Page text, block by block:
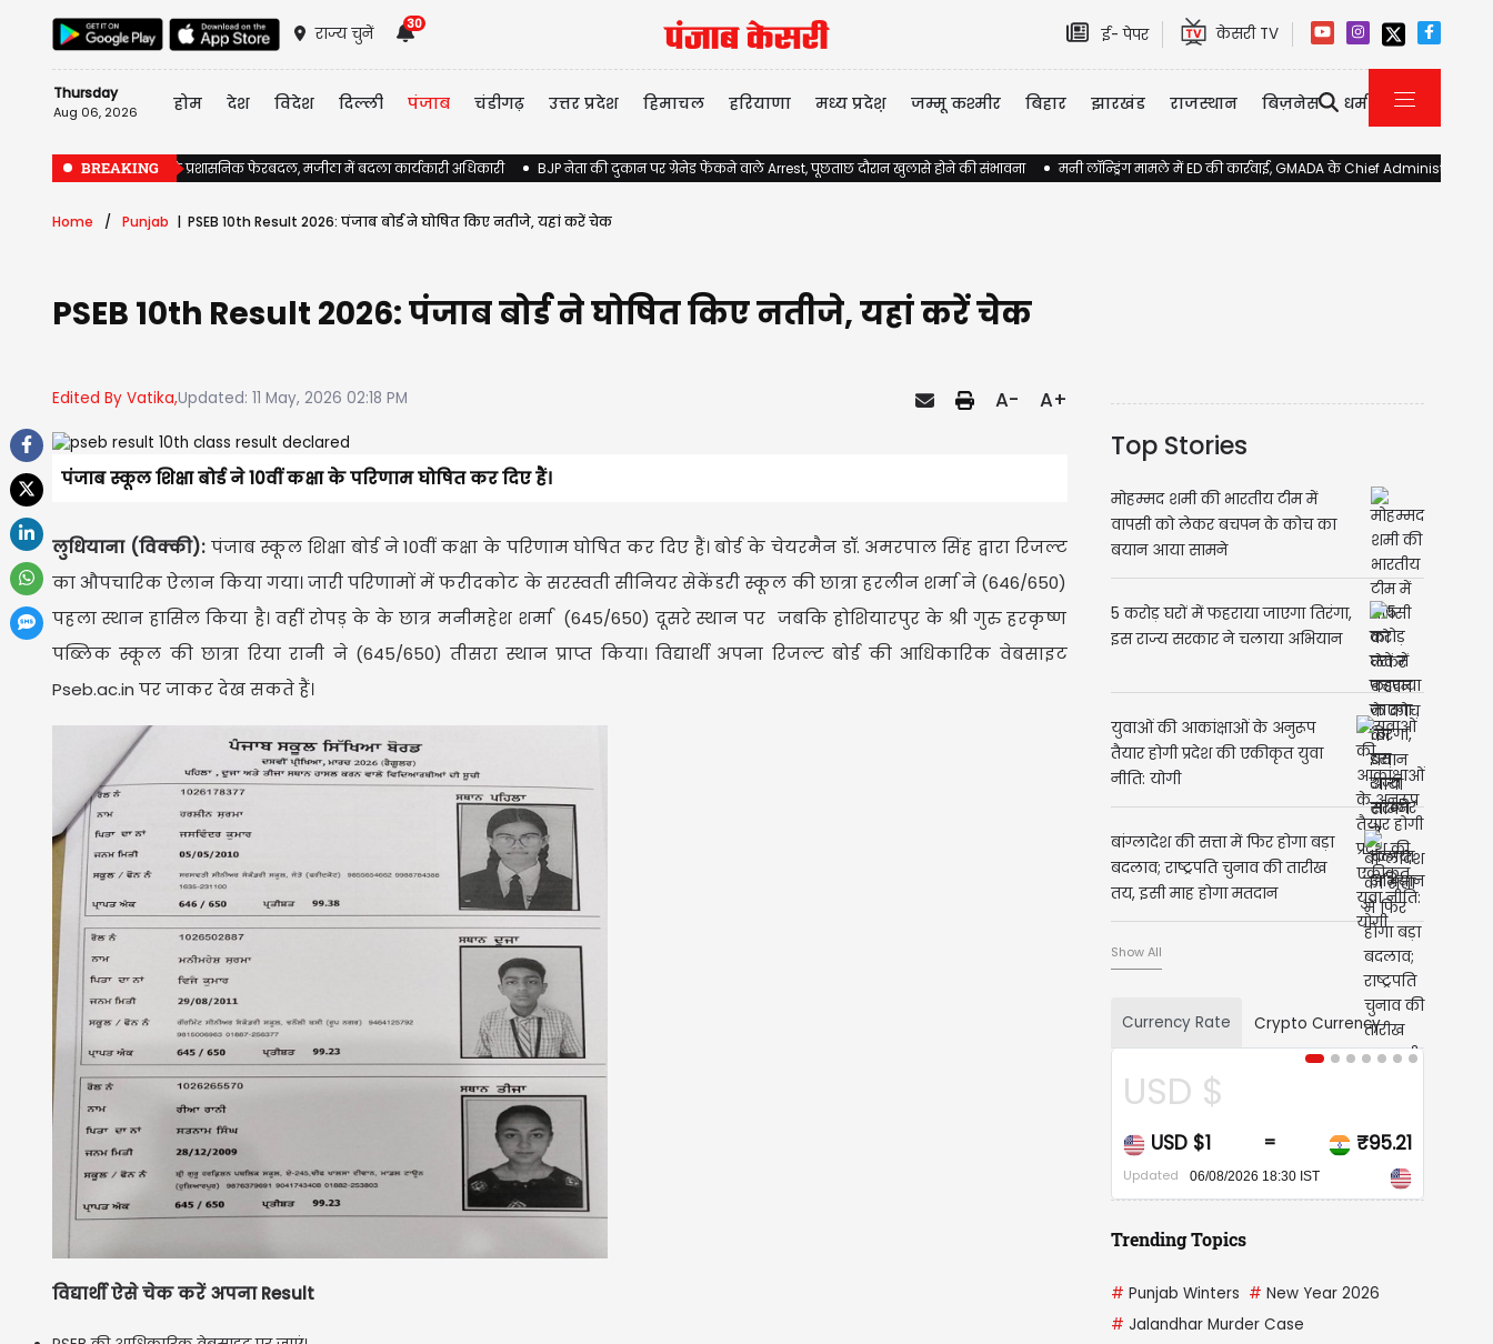
राज्य चुनें
30
ई- पेपर केसरी TV
Thursday
Aug 06, 2026 होम देश विदेश दिल्ली पंजाब चंडीगढ़ उत्तर प्रदेश हिमाचल हरियाणा मध्य प्रदेश़ जम्मू कश्मीर बिहार झारखंड राजस्थान बिज़नेस धर्म
BREAKING
पंजाब में चुनावों से पहले प्रशासनिक फेरबदल, मजीठा में बदला कार्यकारी अधिकारी BJP नेता की दुकान पर ग्रेनेड फेंकने वाले Arrest, पूछताछ दौरान खुलासे होने की संभावना मनी लॉन्ड्रिंग मामले में ED की कार्रवाई, GMADA के Chief Administrator
Home Punjab PSEB 10th Result 2026: पंजाब बोर्ड ने घोषित किए नतीजे, यहां करें चेक
PSEB 10th Result 2026: पंजाब बोर्ड ने घोषित किए नतीजे, यहां करें चेक
Edited By Vatika,Updated: 11 May, 2026 02:18 PM A- A+
पंजाब स्कूल शिक्षा बोर्ड ने 10वीं कक्षा के परिणाम घोषित कर दिए हैं।
लुधियाना (विक्की): पंजाब स्कूल शिक्षा बोर्ड ने 10वीं कक्षा के परिणाम घोषित कर दिए हैं। बोर्ड के चेयरमैन डॉ. अमरपाल सिंह द्वारा रिजल्ट
का औपचारिक ऐलान किया गया। जारी परिणामों में फरीदकोट के सरस्वती सीनियर सेकेंडरी स्कूल की छात्रा हरलीन शर्मा ने (646/650)
पहला स्थान हासिल किया है। वहीं रोपड़ के के छात्र मनीमहेश शर्मा (645/650) दूसरे स्थान पर जबकि होशियारपुर के श्री गुरु हरकृष्ण
पब्लिक स्कूल की छात्रा रिया रानी ने (645/650) तीसरा स्थान प्राप्त किया। विद्यार्थी अपना रिजल्ट बोर्ड की आधिकारिक वेबसाइट
Pseb.ac.in पर जाकर देख सकते हैं।
विद्यार्थी ऐसे चेक करें अपना Result
Top Stories
मोहम्मद शमी की भारतीय टीम में
वापसी को लेकर बचपन के कोच का
बयान आया सामने
5 करोड़ घरों में फहराया जाएगा तिरंगा,
इस राज्य सरकार ने चलाया अभियान
युवाओं की आकांक्षाओं के अनुरूप
तैयार होगी प्रदेश की एकीकृत युवा
नीति: योगी
बांग्लादेश की सत्ता में फिर होगा बड़ा
बदलाव; राष्ट्रपति चुनाव की तारीख
तय, इसी माह होगा मतदान
Show All
Currency Rate Crypto Currency
₹95.21
CAD $
CAD $1 = ₹67.98
Updated 06/08/2026 18:30 IST
Trending Topics
# Punjab Winters # New Year 2026
# Jalandhar Murder Case